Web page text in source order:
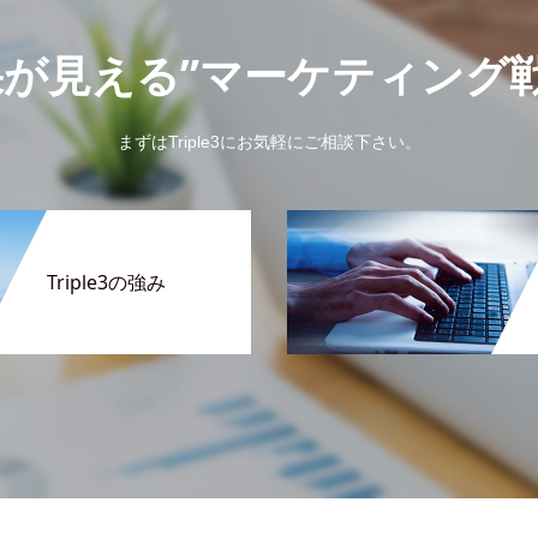
見える”マーケティング
まずはTriple3にお気軽にご相談下さい。
Triple3の強み